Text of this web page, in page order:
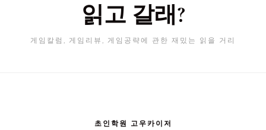
읽고 갈래?
게임칼럼, 게임리뷰, 게임공략에 관한 재밌는 읽을 거리
초인학원 고우카이저